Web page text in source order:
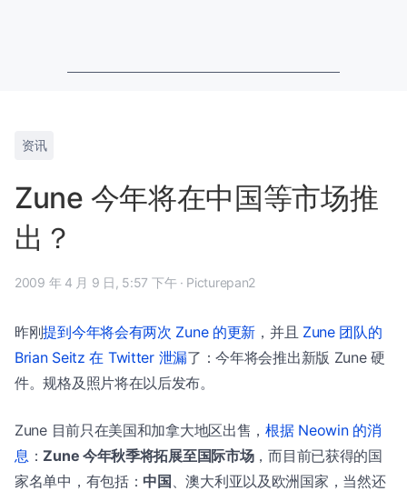
资讯
Zune 今年将在中国等市场推
出？
2009 年 4 月 9 日, 5:57 下午 · Picturepan2
昨刚提到今年将会有两次 Zune 的更新 ，并且 Zune 团队的
Brian Seitz 在 Twitter 泄漏了：今年将会推出新版 Zune 硬
件。规格及照片将在以后发布。
Zune 目前只在美国和加拿大地区出售，根据 Neowin 的消
息 ：Zune 今年秋季将拓展至国际市场，而目前已获得的国
家名单中，有包括： 中国 、澳大利亚以及欧洲国家，当然还